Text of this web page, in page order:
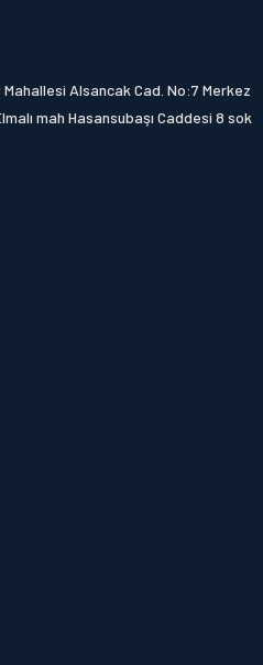
Alsancak Cad. No:7 Merkez
mah Hasansubaşı Caddesi 8 sok